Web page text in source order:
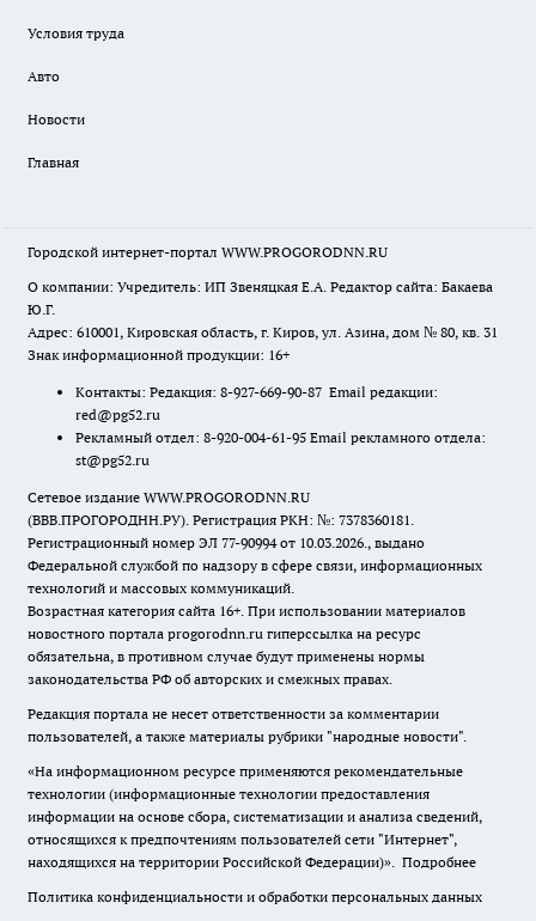
Условия труда
Авто
Новости
Главная
Городской интернет-портал WWW.PROGORODNN.RU
О компании: Учредитель: ИП Звеняцкая Е.А. Редактор сайта: Бакаева
Ю.Г.
Адрес: 610001, Кировская область, г. Киров, ул. Азина, дом № 80, кв. 31
Знак информационной продукции: 16+
Контакты: Редакция: 8-927-669-90-87 Email редакции:
red@pg52.ru
Рекламный отдел: 8-920-004-61-95 Email рекламного отдела:
st@pg52.ru
Сетевое издание WWW.PROGORODNN.RU
(ВВВ.ПРОГОРОДНН.РУ). Регистрация РКН: №: 7378360181.
Регистрационный номер ЭЛ 77-90994 от 10.03.2026., выдано
Федеральной службой по надзору в сфере связи, информационных
технологий и массовых коммуникаций.
Возрастная категория сайта 16+. При использовании материалов
новостного портала progorodnn.ru гиперссылка на ресурс
обязательна, в противном случае будут применены нормы
законодательства РФ об авторских и смежных правах.
Редакция портала не несет ответственности за комментарии
пользователей, а также материалы рубрики "народные новости".
«На информационном ресурсе применяются рекомендательные
технологии (информационные технологии предоставления
информации на основе сбора, систематизации и анализа сведений,
относящихся к предпочтениям пользователей сети "Интернет",
находящихся на территории Российской Федерации)». Подробнее
Политика конфиденциальности и обработки персональных данных